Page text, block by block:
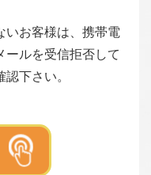
いお客様は、携帯電
ルを受信拒否して
下さい。